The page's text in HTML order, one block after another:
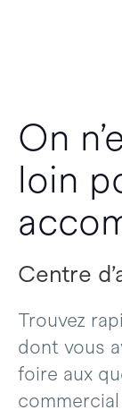
On
loin
Centre
Trouvez
dont vous
foire aux